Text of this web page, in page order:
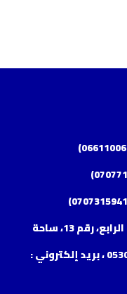
بلبريس، رقم 6، زنقة بيروت، الطابق الرابع، رقم 13، ساحة
المامونية، الرباط ، هاتف : 0530285088 ، بريد إلكتروني :